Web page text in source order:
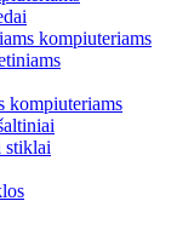
kompiuteriams
kompiuteriams
stiklai